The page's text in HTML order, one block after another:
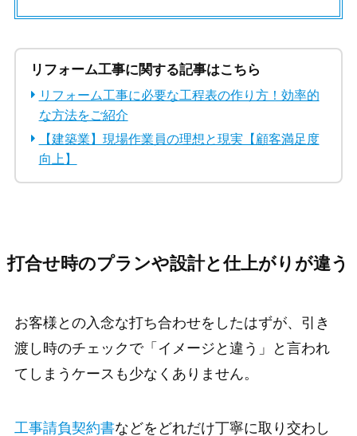
リフォーム工事に関する記事はこちら
リフォーム工事に必要な工程表の作り方！効率的
な方法をご紹介
【建築業】現場作業員の理想と現実【顧客満足度
向上】
打合せ時のプランや設計と仕上がりが違う
お客様との入念な打ち合わせをしたはずが、引き
渡し時のチェックで「イメージと違う」と言われ
てしまうケースも少なくありません。
工事請負契約書などをどれだけ丁寧に取り交わし